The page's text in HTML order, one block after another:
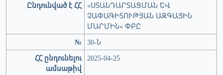
Ընդունված է ՀՀ «ՍՏԱՆԴԱՐՏԱՑՄԱՆ ԵՎ
ՉԱՓԱԳԻՏՈՒԹՅԱՆ ԱԶԳԱՅԻՆ
ՄԱՐՄԻՆ» ՓԲԸ
№
30-Ն
ՀՀ ընդունելու
ամսաթիվ
2025-04-25